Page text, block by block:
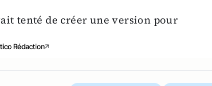
tenté de créer une version pour
Rédaction